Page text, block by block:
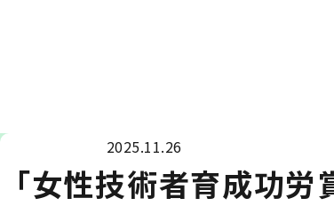
2025.11.26
「女性技術者育成功